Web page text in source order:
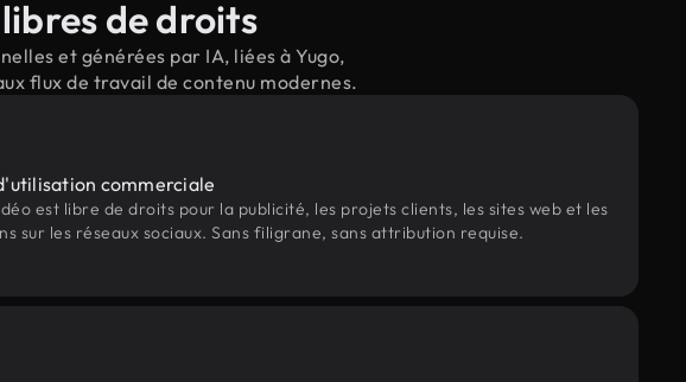
de droits
et générées par IA, liées à Yugo,
flux de travail de contenu modernes.
commerciale
est libre de droits pour la publicité, les projets clients, les sites web et les
sur les réseaux sociaux. Sans filigrane, sans attribution requise.